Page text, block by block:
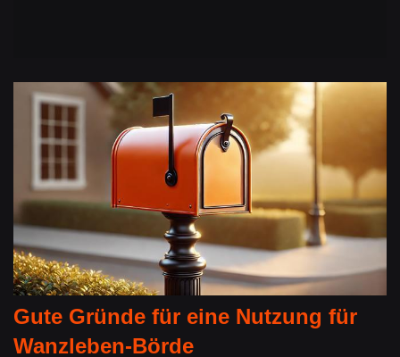
Gute Gründe für eine Nutzung für
Wanzleben-Börde